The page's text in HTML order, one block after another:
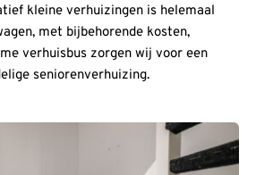
kleine verhuizingen is helemaal
met bijbehorende kosten,
verhuisbus zorgen wij voor een
seniorenverhuizing.